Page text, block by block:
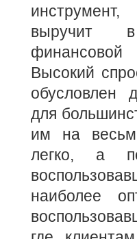
выручит
Высокий
обусловлен
для
им на
легко, а
наиболее